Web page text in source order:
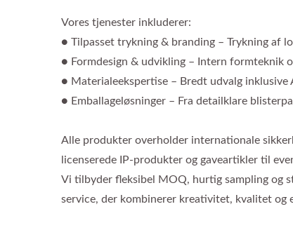
Vores tjenester inkluderer:
● Tilpasset trykning & branding – Trykning af
● Formdesign & udvikling – Intern formteknik
● Materialeekspertise – Bredt udvalg inklusive
● Emballageløsninger – Fra detailklare
Alle produkter overholder internationale
licenserede IP-produkter og gaveartikler til
Vi tilbyder fleksibel MOQ, hurtig sampling og
service, der kombinerer kreativitet, kvalitet og